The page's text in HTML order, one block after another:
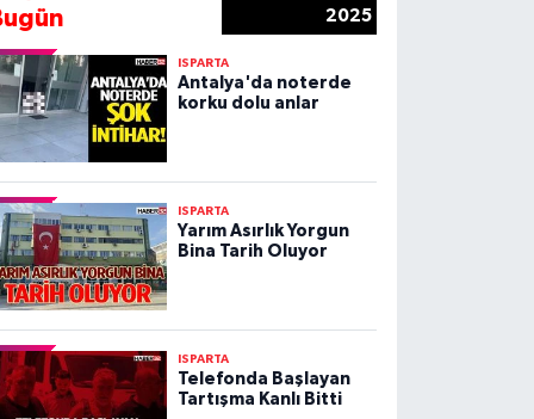
2025
ISPARTA
Antalya'da noterde
korku dolu anlar
ISPARTA
Yarım Asırlık Yorgun
Bina Tarih Oluyor
ISPARTA
Telefonda Başlayan
Tartışma Kanlı Bitti